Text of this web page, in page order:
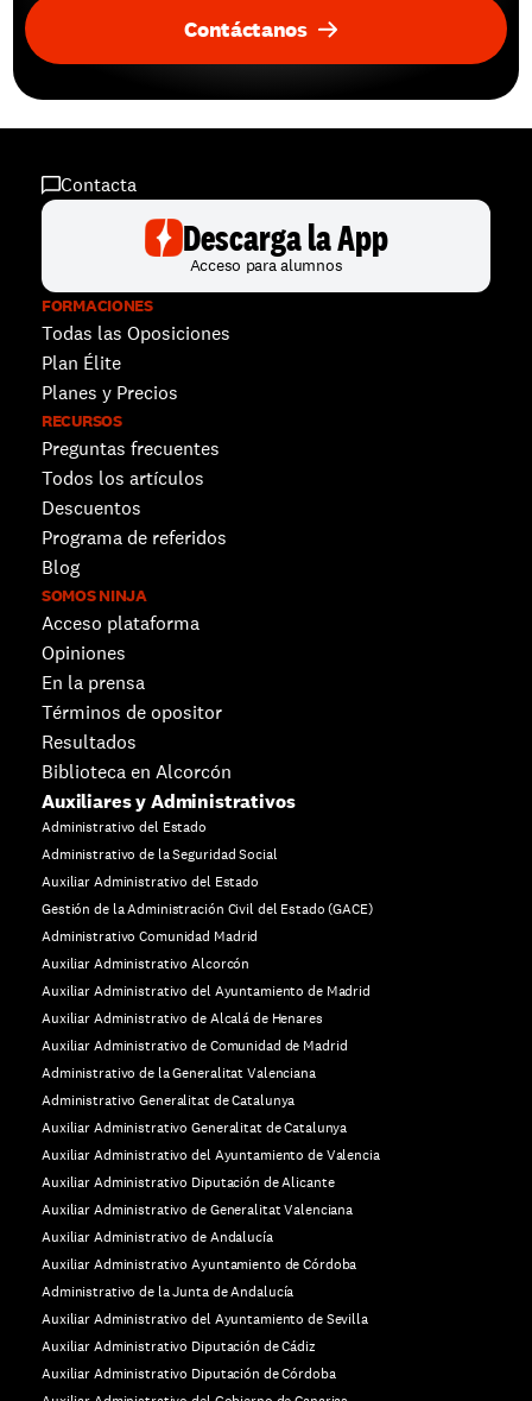
Contáctanos
FORMACIONES
Todas las Oposiciones
Plan Élite
Planes y Precios
RECURSOS
Preguntas frecuentes
Todos los artículos
Descuentos
Programa de referidos
Blog
SOMOS NINJA
Acceso plataforma
Opiniones
En la prensa
Términos de opositor
Resultados
Biblioteca en Alcorcón
Contacta
Descarga la App
Acceso para alumnos
Auxiliares y Administrativos
Administrativo del Estado
Administrativo de la Seguridad Social
Auxiliar Administrativo del Estado
Gestión de la Administración Civil del Estado (GACE)
Administrativo Comunidad Madrid
Auxiliar Administrativo Alcorcón
Auxiliar Administrativo del Ayuntamiento de Madrid
Auxiliar Administrativo de Alcalá de Henares
Auxiliar Administrativo de Comunidad de Madrid
Administrativo de la Generalitat Valenciana
Administrativo Generalitat de Catalunya
Auxiliar Administrativo Generalitat de Catalunya
Auxiliar Administrativo del Ayuntamiento de Valencia
Auxiliar Administrativo Diputación de Alicante
Auxiliar Administrativo de Generalitat Valenciana
Auxiliar Administrativo de Andalucía
Auxiliar Administrativo Ayuntamiento de Córdoba
Administrativo de la Junta de Andalucía
Auxiliar Administrativo del Ayuntamiento de Sevilla
Auxiliar Administrativo Diputación de Cádiz
Auxiliar Administrativo Diputación de Córdoba